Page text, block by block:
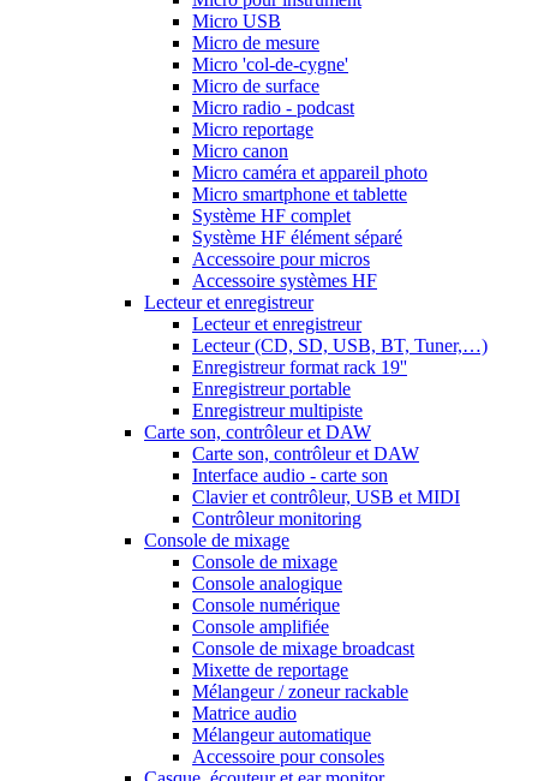
Micro USB
Micro de mesure
Micro 'col-de-cygne'
Micro de surface
Micro radio - podcast
Micro reportage
Micro canon
Micro caméra et appareil photo
Micro smartphone et tablette
Système HF complet
Système HF élément séparé
Accessoire pour micros
Accessoire systèmes HF
Lecteur et enregistreur
Lecteur et enregistreur
Lecteur (CD, SD, USB, BT, Tuner,…)
Enregistreur format rack 19''
Enregistreur portable
Enregistreur multipiste
Carte son, contrôleur et DAW
Carte son, contrôleur et DAW
Interface audio - carte son
Clavier et contrôleur, USB et MIDI
Contrôleur monitoring
Console de mixage
Console de mixage
Console analogique
Console numérique
Console amplifiée
Console de mixage broadcast
Mixette de reportage
Mélangeur / zoneur rackable
Matrice audio
Mélangeur automatique
Accessoire pour consoles